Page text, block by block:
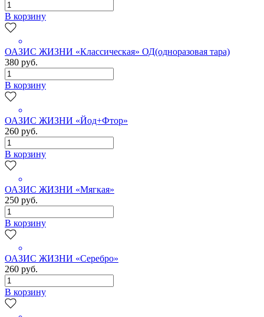
В корзину
ОАЗИС ЖИЗНИ «Классическая» ОД(одноразовая тара)
380 руб.
В корзину
ОАЗИС ЖИЗНИ «Йод+Фтор»
260 руб.
В корзину
ОАЗИС ЖИЗНИ «Мягкая»
250 руб.
В корзину
ОАЗИС ЖИЗНИ «Серебро»
260 руб.
В корзину